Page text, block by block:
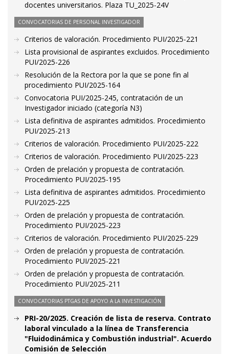
docentes universitarios. Plaza TU_2025-24V
CONVOCATORIAS DE PERSONAL INVESTIGADOR
Criterios de valoración. Procedimiento PUI/2025-221
Lista provisional de aspirantes excluidos. Procedimiento
PUI/2025-226
Resolución de la Rectora por la que se pone fin al
procedimiento PUI/2025-164
Convocatoria PUI/2025-245, contratación de un
Investigador iniciado (categoría N3)
Lista definitiva de aspirantes admitidos. Procedimiento
PUI/2025-213
Criterios de valoración. Procedimiento PUI/2025-222
Criterios de valoración. Procedimiento PUI/2025-223
Orden de prelación y propuesta de contratación.
Procedimiento PUI/2025-195
Lista definitiva de aspirantes admitidos. Procedimiento
PUI/2025-225
Orden de prelación y propuesta de contratación.
Procedimiento PUI/2025-223
Criterios de valoración. Procedimiento PUI/2025-229
Orden de prelación y propuesta de contratación.
Procedimiento PUI/2025-221
Orden de prelación y propuesta de contratación.
Procedimiento PUI/2025-211
CONVOCATORIAS PTGAS DE APOYO A LA INVESTIGACIÓN
PRI-20/2025. Creación de lista de reserva. Contrato
laboral vinculado a la línea de Transferencia
"Fluidodinámica y Combustión industrial". Acuerdo
Comisión de Selección